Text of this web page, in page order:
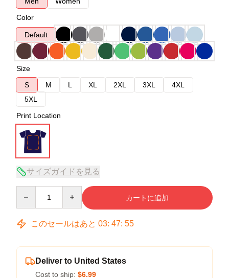
Color
Default
Size
S
M L XL 2XL 3XL
4XL
5XL
Print Location
サイズガイドを見る
カートに追加
このセールはあと 03: 47: 54
Deliver to United States
Cost to ship: $6.99